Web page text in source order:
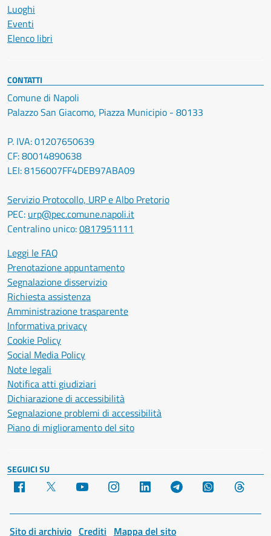
Luoghi
Eventi
Elenco libri
CONTATTI
Comune di Napoli
Palazzo San Giacomo, Piazza Municipio - 80133
P. IVA: 01207650639
CF: 80014890638
LEI: 8156007FF4DEB97ABA09
Servizio Protocollo, URP e Albo Pretorio
PEC: urp@pec.comune.napoli.it
Centralino unico:0817951111
Leggi le FAQ
Prenotazione appuntamento
Segnalazione disservizio
Richiesta assistenza
Amministrazione trasparente
Informativa privacy
Cookie Policy
Social Media Policy
Note legali
Notifica atti giudiziari
Dichiarazione di accessibilità
Segnalazione problemi di accessibilità
Piano di miglioramento del sito
SEGUICI SU
Facebook YouTube Instagram LinkedIn Telegram WhatsApp
Sito di archivio Crediti Mappa del sito